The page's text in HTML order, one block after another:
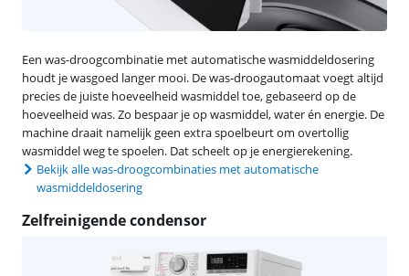
Een was-droogcombinatie met automatische wasmiddeldosering
houdt je wasgoed langer mooi. De was-droogautomaat voegt altijd
precies de juiste hoeveelheid wasmiddel toe, gebaseerd op de
hoeveelheid was. Zo bespaar je op wasmiddel, water én energie. De
machine draait namelijk geen extra spoelbeurt om overtollig
wasmiddel weg te spoelen. Dat scheelt op je energierekening.
Bekijk alle was-droogcombinaties met automatische
wasmiddeldosering
Zelfreinigende condensor